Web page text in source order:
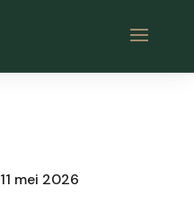
11 mei 2026